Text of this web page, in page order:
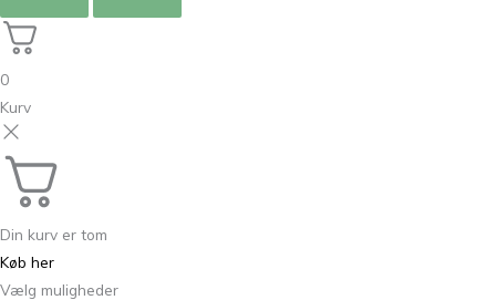
0
Kurv
Din kurv er tom
Køb her
Vælg muligheder